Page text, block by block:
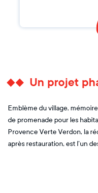
Un projet
Emblème du village,
de promenade pour les
Provence Verte Verdon, la
après restauration, est l’un